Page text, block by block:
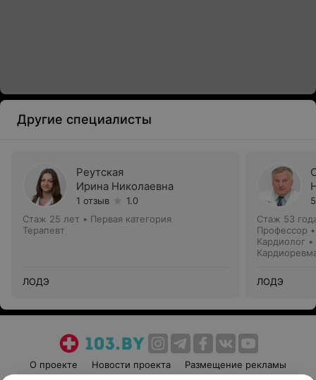
Другие специалисты
Реутская
Ирина Николаевна
1 отзыв
1.0
Стаж 25 лет • Первая категория
Терапевт
ЛОДЭ
Стаж 53
Профессор
Кардиолог
ЛОДЭ
О проекте Новости проекта
Размещение рекламы